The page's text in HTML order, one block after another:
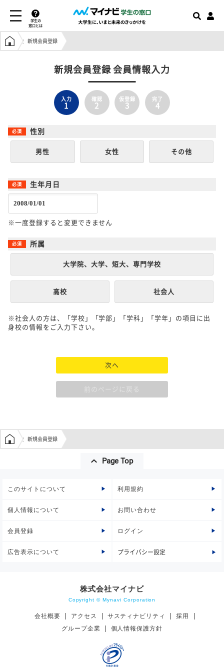
学生の
窓口とは
学生の窓口トップ
新規会員登録
新規会員登録 会員情報入力
入力
1
確認
2
仮登録
3
完了
4
性別
男性 女性 その他
生年月日
※一度登録すると変更できません
所属
大学院、大学、短大、専門学校
高校 社会人
※社会人の方は、「学校」「学部」「学科」「学年」の項目に出
身校の情報をご入力下さい。
次へ
前のページに戻る
学生の窓口トップ
新規会員登録
Page Top
このサイトについて 利用規約
個人情報について お問い合わせ
会員登録 ログイン
広告表示について プライバシー設定
株式会社マイナビ
Copyright © Mynavi Corporation
会社概要 アクセス サスティナビリティ
採用
グループ企業
個人情報保護方針